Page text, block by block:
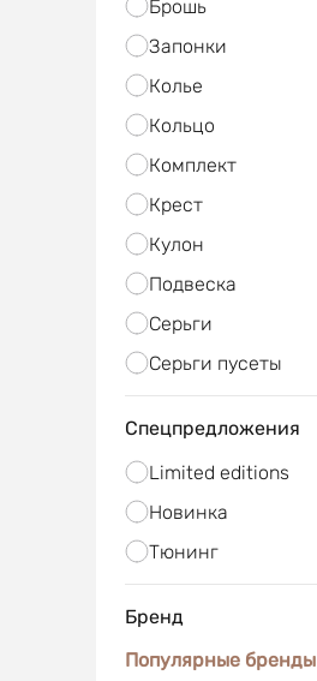
Брошь
Запонки
Колье
Кольцо
Комплект
Крест
Кулон
Подвеска
Серьги
Серьги пусеты
Спецпредложения
Limited editions
Новинка
Тюнинг
Бренд
Популярные бренды